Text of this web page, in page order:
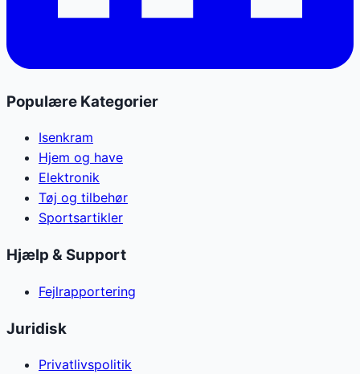
Populære Kategorier
Isenkram
Hjem og have
Elektronik
Tøj og tilbehør
Sportsartikler
Hjælp & Support
Fejlrapportering
Juridisk
Privatlivspolitik